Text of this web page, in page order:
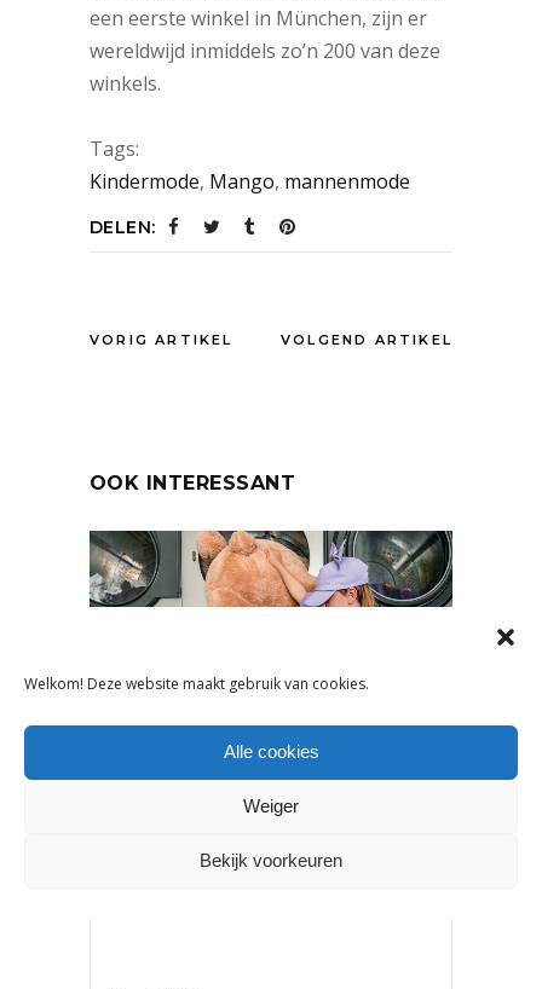
Welkom! Deze website maakt gebruik van cookies.
Alle cookies
Weiger
Bekijk voorkeuren
een eerste winkel in München, zijn er
wereldwijd inmiddels zo’n 200 van deze
winkels.
Tags:
Kindermode, Mango, mannenmode
DELEN:
VORIG ARTIKEL VOLGEND ARTIKEL
OOK INTERESSANT
AGENDATIP: 200 JAAR
KINDERMODE IN HET MODE &